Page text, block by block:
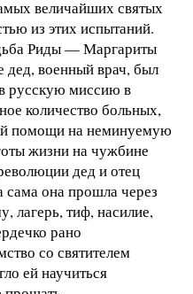
величайших святых
из этих испытаний.
Риды — Маргариты
дед, военный врач, был
русскую миссию в
количество больных,
помощи на неминуемую
жизни на чужбине
дед и отец
сама она прошла через
лагерь, тиф, насилие,
рано
со святителем
ей научиться